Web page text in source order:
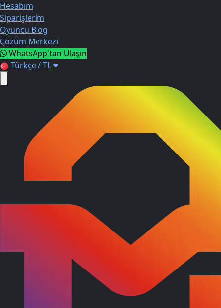
Hesabım
Siparişlerim
Oyuncu Blog
Çözüm Merkezi
WhatsApp'tan Ulaşın
Türkçe / TL